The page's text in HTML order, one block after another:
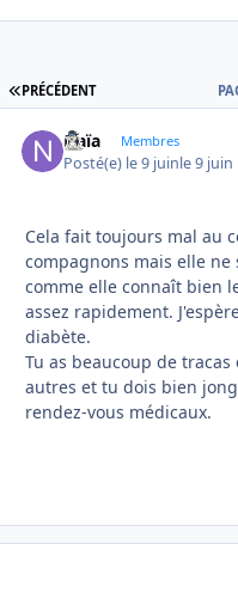
PREMIÈRE PAGE
PRÉCÉDENT
Naïa Membres
Posté(e) le 9 juinle 9 juin
Cela fait toujours mal au
compagnons mais elle
comme elle connaît bien
assez rapidement.
diabète.
Tu as beaucoup de
autres et tu dois bien
rendez-vous médicaux.